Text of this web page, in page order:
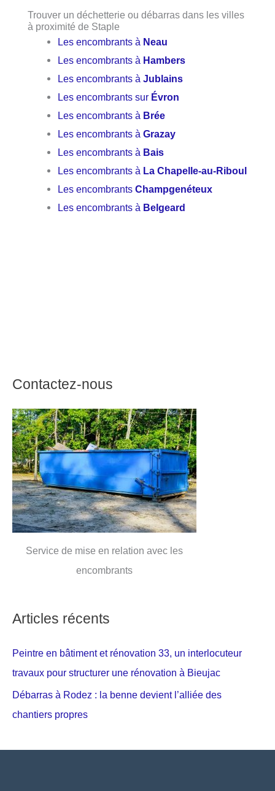
Trouver un déchetterie ou débarras dans les villes
à proximité de Staple
Les encombrants à Neau
Les encombrants à Hambers
Les encombrants àJublains
Les encombrants sur Évron
Les encombrants à Brée
Les encombrants àGrazay
Les encombrants à Bais
Les encombrants à La Chapelle-au-Riboul
Les encombrantsChampgenéteux
Les encombrants à Belgeard
Contactez-nous
Service de mise en relation avec les
encombrants
Articles récents
Peintre en bâtiment et rénovation 33, un interlocuteur
travaux pour structurer une rénovation à Bieujac
Débarras à Rodez : la benne devient l’alliée des
chantiers propres